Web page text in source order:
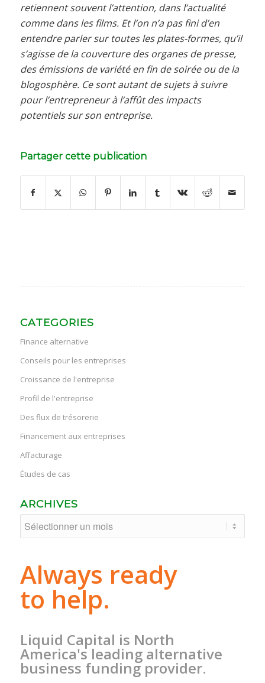
retiennent souvent l’attention, dans l’actualité
comme dans les films. Et l’on n’a pas fini d’en
entendre parler sur toutes les plates-formes, qu’il
s’agisse de la couverture des organes de presse,
des émissions de variété en fin de soirée ou de la
blogosphère. Ce sont autant de sujets à suivre
pour l’entrepreneur à l’affût des impacts
potentiels sur son entreprise.
Partager cette publication
CATEGORIES
Finance alternative
Conseils pour les entreprises
Croissance de l'entreprise
Profil de l'entreprise
Des flux de trésorerie
Financement aux entreprises
Affacturage
Études de cas
ARCHIVES
Always ready
to help.
Liquid Capital is North
America's leading alternative
business funding provider.